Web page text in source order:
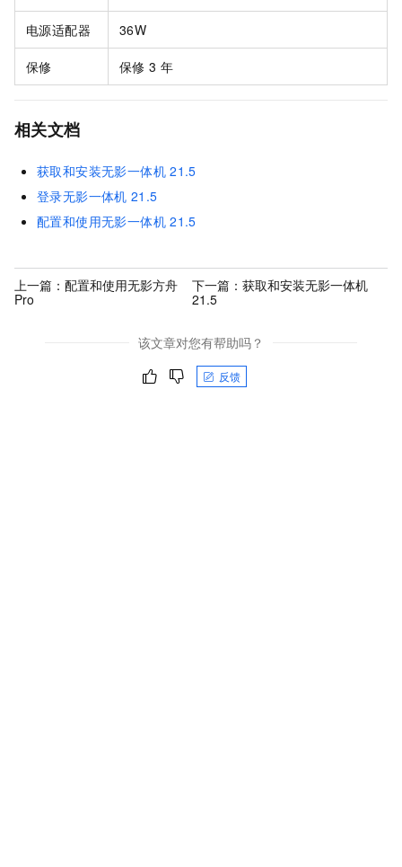
电源适配器 36W
保修 保修 3 年
相关文档
获取和安装无影一体机 21.5
登录无影一体机 21.5
配置和使用无影一体机 21.5
上一篇： 配置和使用无影方舟
Pro
下一篇：获取和安装无影一体机
21.5
该文章对您有帮助吗？
反馈